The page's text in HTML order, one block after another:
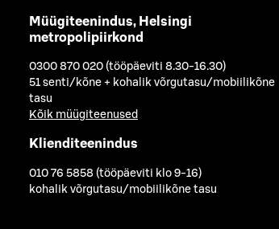
Müügiteenindus, Helsingi
metropolipiirkond
0300 870 020 (tööpäeviti 8.30-16.30)
51 senti/kõne + kohalik võrgutasu/mobiilikõne
tasu
Kõik müügiteenused
Klienditeenindus
010 76 5858 (tööpäeviti klo 9-16)
kohalik võrgutasu/mobiilikõne tasu